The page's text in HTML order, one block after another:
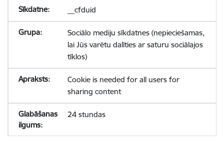
__cfduid
Sociālo mediju sīkdatnes (nepieciešamas,
lai Jūs varētu dalīties ar saturu sociālajos
tīklos)
Cookie is needed for all users for
sharing content
24 stundas